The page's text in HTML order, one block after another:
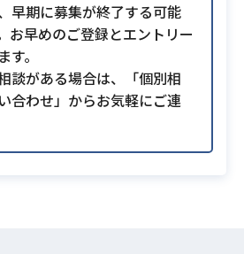
早期に募集が終了する可能
お早めのご登録とエントリー
。
談がある場合は、「個別相
合わせ」からお気軽にご連